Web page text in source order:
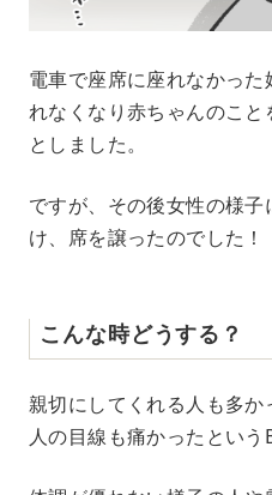
電車で座席に座れなかっ
れなくなり赤ちゃんのこと
としました。
ですが、その後女性の様
け、席を譲ったのでした！
こんな時どうする？
親切にしてくれる人も多
人の目線も痛かったという